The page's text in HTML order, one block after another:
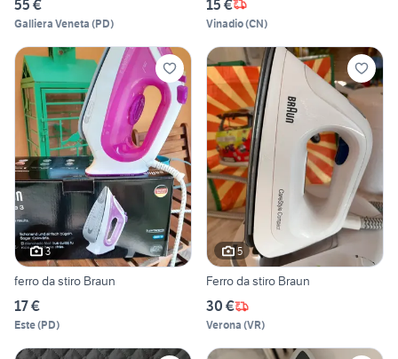
55 €
Galliera Veneta (PD)
15 €
Vinadio(CN)
3
ferro da stiro Braun
17 €
Este(PD)
5
Ferro da stiro Braun
30 €
Verona (VR)